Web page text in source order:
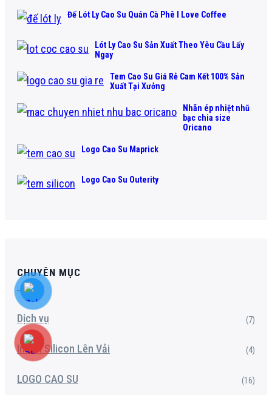
Đế Lót Ly Cao Su Quán Cà Phê I Love Coffee
Lót Ly Cao Su Sản Xuất Theo Yêu Cầu Lấy
Ngay
Tem Cao Su Giá Rẻ Cam Kết 100% Sản
Xuất Tại Xưởng
Nhãn ép nhiệt nhũ
bạc chia size
Oricano
Logo Cao Su Maprick
Logo Cao Su Outerity
CHUYÊN MỤC
Dịch vụ (7)
In Nổi Silicon Lên Vải (4)
LOGO CAO SU (16)